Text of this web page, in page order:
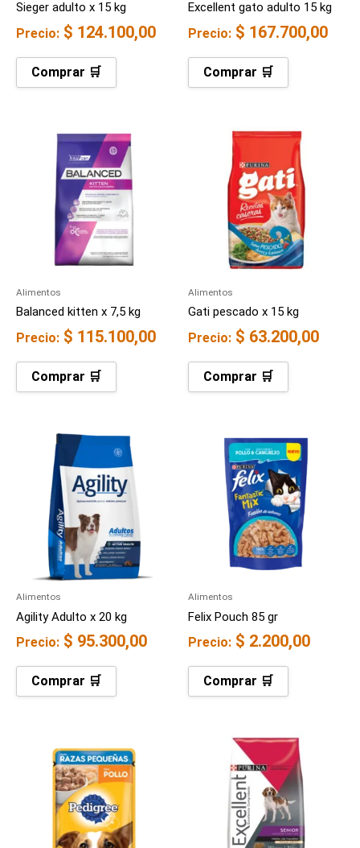
Sieger adulto x 15 kg
Precio: $ 124.100,00
Comprar 🛒
Excellent gato adulto 15 kg
Precio: $ 167.700,00
Comprar 🛒
Alimentos
Balanced kitten x 7,5 kg
Precio: $ 115.100,00
Comprar 🛒
Alimentos
Gati pescado x 15 kg
Precio: $ 63.200,00
Comprar 🛒
Alimentos
Agility Adulto x 20 kg
Precio: $ 95.300,00
Comprar 🛒
Alimentos
Felix Pouch 85 gr
Precio: $ 2.200,00
Comprar 🛒